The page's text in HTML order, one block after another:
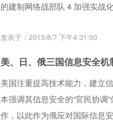
的建制网络战部队 4 加强实战
发表于：2015/8/7 下午4:31:00
美、日、俄三国信息安全
美国注重提高技术能力，建立
本强调其信息安全的“官民协调
作，以此作为俄应对国际信息